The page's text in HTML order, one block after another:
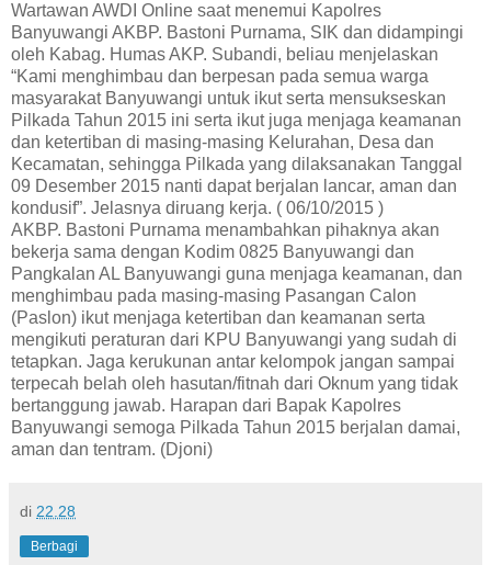
Wartawan AWDI Online saat menemui Kapolres
Banyuwangi AKBP. Bastoni Purnama, SIK dan didampingi
oleh Kabag. Humas AKP. Subandi, beliau menjelaskan
“Kami menghimbau dan berpesan pada semua warga
masyarakat Banyuwangi untuk ikut serta mensukseskan
Pilkada Tahun 2015 ini serta ikut juga menjaga keamanan
dan ketertiban di masing-masing Kelurahan, Desa dan
Kecamatan, sehingga Pilkada yang dilaksanakan Tanggal
09 Desember 2015 nanti dapat berjalan lancar, aman dan
kondusif”. Jelasnya diruang kerja. ( 06/10/2015 )
AKBP. Bastoni Purnama menambahkan pihaknya akan
bekerja sama dengan Kodim 0825 Banyuwangi dan
Pangkalan AL Banyuwangi guna menjaga keamanan, dan
menghimbau pada masing-masing Pasangan Calon
(Paslon) ikut menjaga ketertiban dan keamanan serta
mengikuti peraturan dari KPU Banyuwangi yang sudah di
tetapkan. Jaga kerukunan antar kelompok jangan sampai
terpecah belah oleh hasutan/fitnah dari Oknum yang tidak
bertanggung jawab. Harapan dari Bapak Kapolres
Banyuwangi semoga Pilkada Tahun 2015 berjalan damai,
aman dan tentram. (Djoni)
di 22.28
Berbagi